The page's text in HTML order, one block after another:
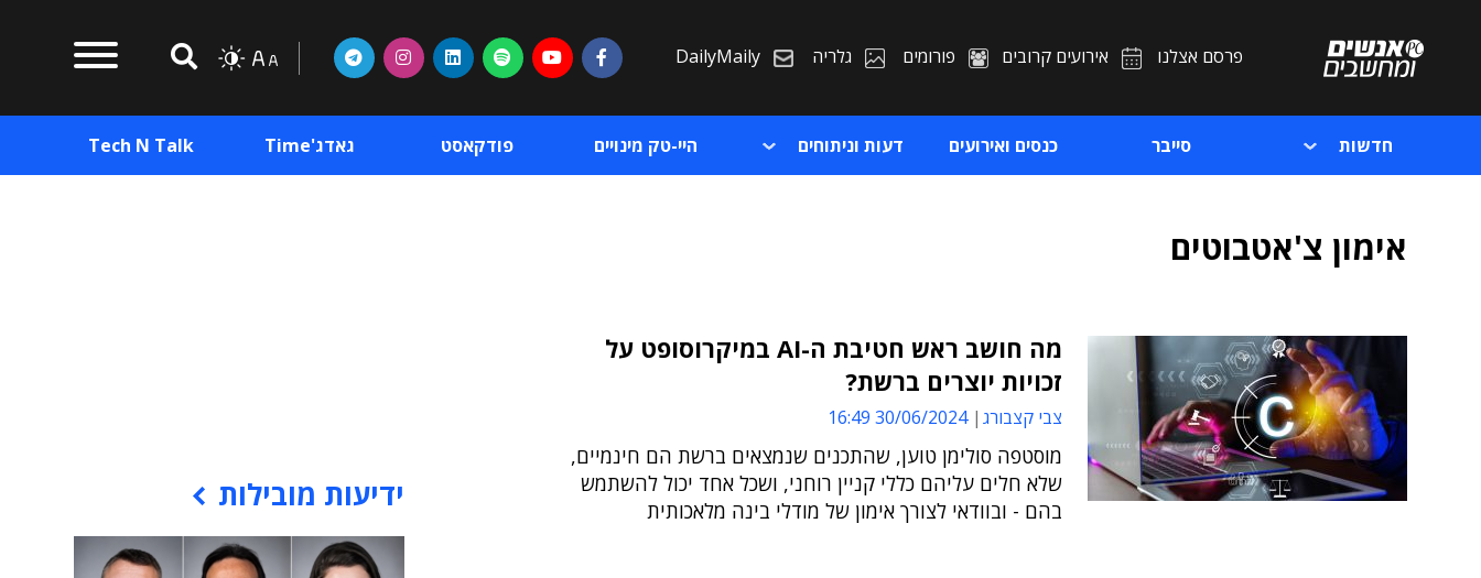
פרסם אצלנו אירועים קרובים פורומים גלריה DailyMaily
חדשות סייבר כנסים ואירועים דעות וניתוחים היי-טק מינויים פודקאסט גאדג'Time Tech N Talk
אימון צ'אטבוטים
מה חושב ראש חטיבת ה-AI במיקרוסופט על
זכויות יוצרים ברשת?
צבי קצבורג 30/06/2024 16:49
מוסטפה סולימן טוען, שהתכנים שנמצאים ברשת הם חינמיים,
שלא חלים עליהם כללי קניין רוחני, ושכל אחד יכול להשתמש
בהם - ובוודאי לצורך אימון של מודלי בינה מלאכותית
ידיעות מובילות